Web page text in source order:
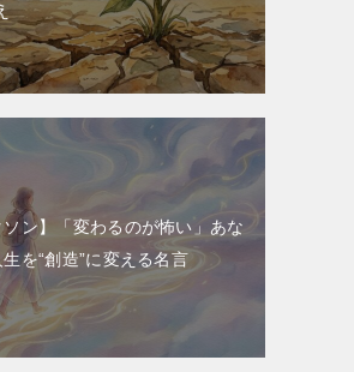
ン】「変わるのが怖い」あな
を“創造”に変える名言